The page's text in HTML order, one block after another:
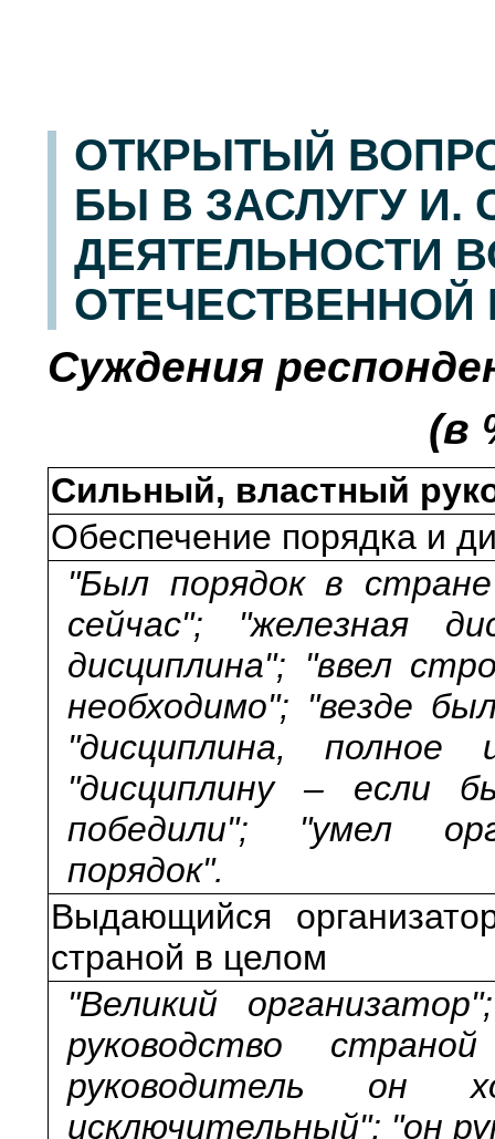
ОТКРЫТЫЙ
БЫ В ЗАСЛУГУ И.
ДЕЯТЕЛЬНОСТИ
Суждения
(в
Сильный, властный
Обеспечение порядка и
"Был порядок в
сейчас"; "железная
дисциплина"; "ввел
необходимо"; "везде
"дисциплина, полное
"дисциплину –
победили"; "умел
порядок".
Выдающийся
страной в целом
"Великий
руководство
руководитель он
исключительный"; "он